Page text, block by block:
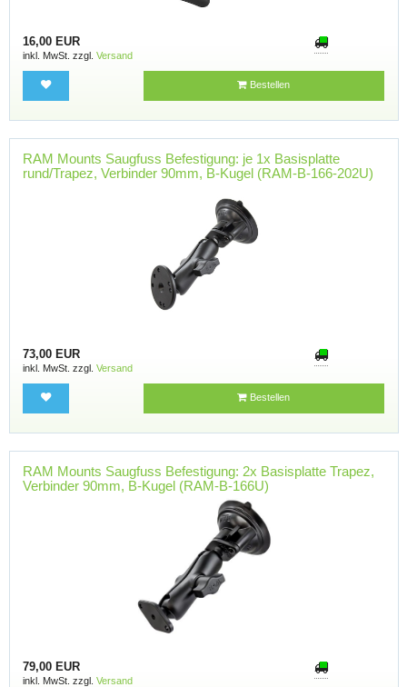
16,00 EUR
inkl. MwSt. zzgl. Versand
Bestellen
RAM Mounts Saugfuss Befestigung: je 1x Basisplatte
rund/Trapez, Verbinder 90mm, B-Kugel (RAM-B-166-202U)
73,00 EUR
inkl. MwSt. zzgl. Versand
Bestellen
RAM Mounts Saugfuss Befestigung: 2x Basisplatte Trapez,
Verbinder 90mm, B-Kugel (RAM-B-166U)
79,00 EUR
inkl. MwSt. zzgl. Versand